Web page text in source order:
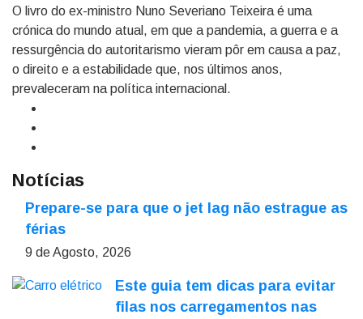
O livro do ex-ministro Nuno Severiano Teixeira é uma
crónica do mundo atual, em que a pandemia, a guerra e a
ressurgência do autoritarismo vieram pôr em causa a paz,
o direito e a estabilidade que, nos últimos anos,
prevaleceram na política internacional.
Notícias
Prepare-se para que o jet lag não estrague as
férias
9 de Agosto, 2026
Este guia tem dicas para evitar
filas nos carregamentos nas